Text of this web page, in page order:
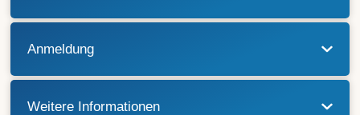
Anmeldung
Weitere Informationen